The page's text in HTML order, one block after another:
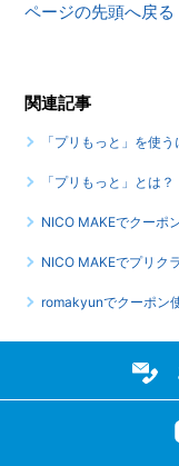
ページの先頭へ戻る
関連記事
「プリもっと」を使う
「プリもっと」とは？
NICO MAKEでクーポ
NICO MAKEでプリク
romakyunでクーポン